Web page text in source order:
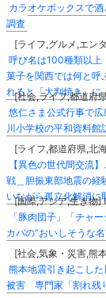
カラオケボックスで
調査
[ライフ,グルメ,エン
呼び名は100種類以
菓子を関西では何と
れると「大判焼き」
[社会,ライフ,都道府
悠仁さま公式行事で
川小学校の平和資料館
[ライフ,都道府県,北
【異色の世代間交流
戦＿胆振東部地震の経
いながら孤立化解消に
[国際,アジア,生き物
「豚肉団子」「チャ
カバの“おいしそうな
[社会,気象・災害,熊
熊本地震引き起こし
被害 専門家「割れ残